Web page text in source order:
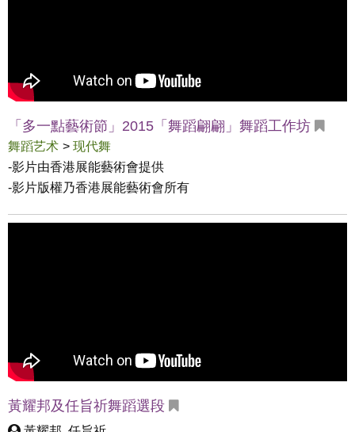
「多一點藝術節」2015「舞蹈翩翩」舞蹈工作坊
舞蹈艺术 > 现代舞
-影片由香港展能藝術會提供
-影片版權乃香港展能藝術會所有
黃耀邦及任旨祈舞蹈選段